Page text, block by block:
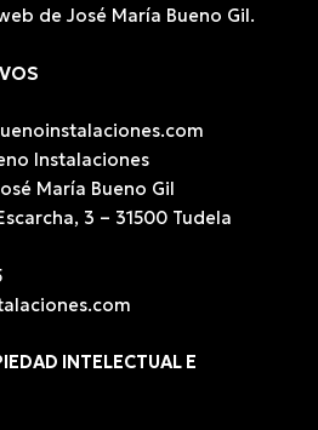
de José María Bueno Gil.
Instalaciones
María Bueno Gil
3 – 31500 Tudela
INTELECTUAL E